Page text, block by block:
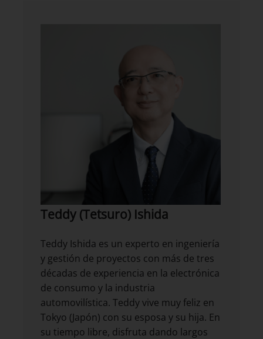
Teddy (Tetsuro) Ishida
Teddy Ishida es un experto en ingeniería
y gestión de proyectos con más de tres
décadas de experiencia en la electrónica
de consumo y la industria
automovilística. Teddy vive muy feliz en
Tokyo (Japón) con su esposa y su hija. En
su tiempo libre, disfruta dando largos